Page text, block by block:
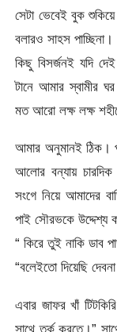
সেটা ভেবেই বুক
বলারও সাহস
কিছু বিসর্জনই যদি
টানে আমার স্বামীর
মত আরো লক্ষ লক্ষ
আমার অনুমানই ঠিক।
আলোর বন্যায়
সংগে নিয়ে আমাদের
পাই সৌরভকে উদ্দেশ্য
“ কিরে তুই নাকি ডাব
“বলেইতো দিয়েছি
এবার জাফর খাঁ
সাথে তর্ক করতে।”